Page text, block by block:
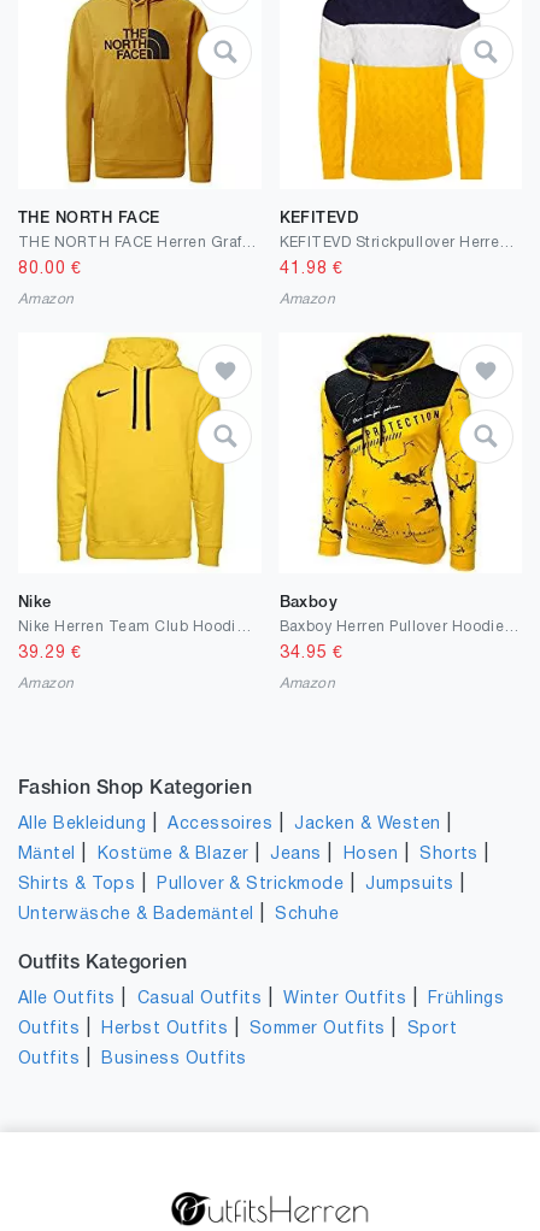
THE NORTH FACE
80.00 €
Amazon
KEFITEVD
41.98 €
Amazon
Nike
39.29 €
Amazon
Baxboy
34.95 €
Amazon
Fashion Shop Kategorien
Alle Bekleidung |Accessoires |Jacken & Westen
Mäntel Kostüme & Blazer |Jeans Hosen |Shorts
Shirts & Tops Pullover & Strickmode |Jumpsuits
Unterwäsche & Bademäntel |Schuhe
Outfits Kategorien
Alle Outfits Casual Outfits |Winter Outfits
Frühlings
Outfits
Herbst Outfits Sommer Outfits
Sport
Outfits
Business Outfits